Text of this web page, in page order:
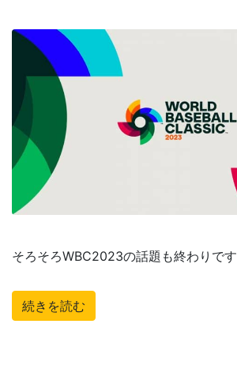
そろそろWBC2023の話題も終わりです
続きを読む